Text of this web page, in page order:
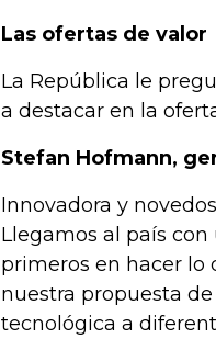
Las ofertas de valor
La República le
a destacar en la
Stefan Hofmann,
Innovadora y
Llegamos al país
primeros en hacer lo
nuestra propuesta
tecnológica a